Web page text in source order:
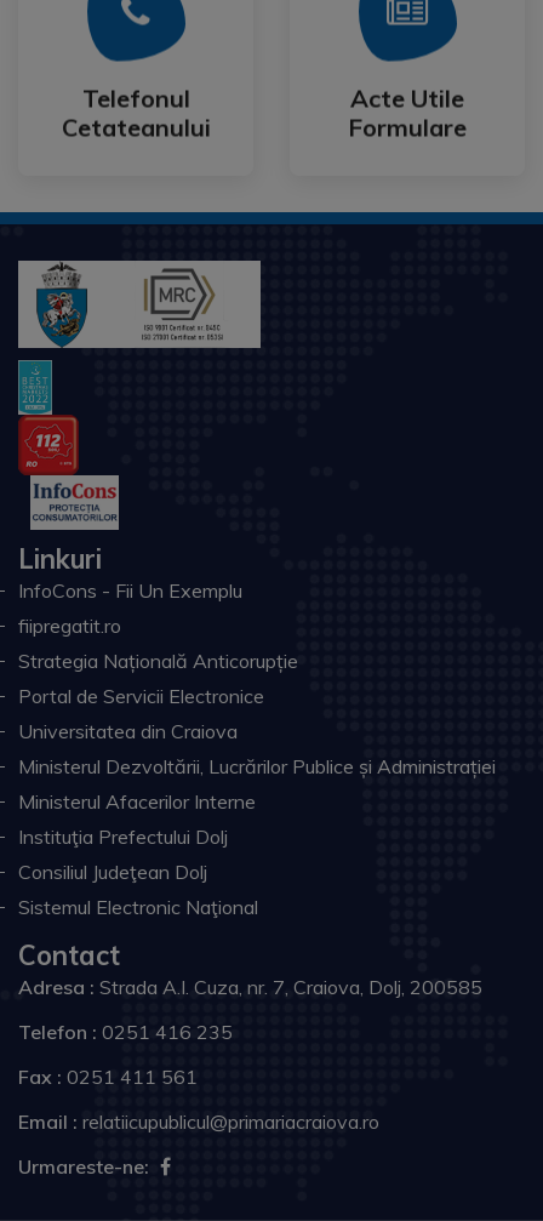
Telefonul
Cetateanului
Telefonul
Cetateanului
Mai Mult
Acte Utile
Formulare
Acte Utile
Formulare
Mai Mult
Linkuri
InfoCons - Fii Un Exemplu
fiipregatit.ro
Strategia Națională Anticorupție
Portal de Servicii Electronice
Universitatea din Craiova
Ministerul Dezvoltării, Lucrărilor Publice și Administrației
Ministerul Afacerilor Interne
Instituţia Prefectului Dolj
Consiliul Judeţean Dolj
Sistemul Electronic Naţional
Contact
Adresa : Strada A.I. Cuza, nr. 7, Craiova, Dolj, 200585
Telefon : 0251 416 235
Fax : 0251 411 561
Email : relatiicupublicul@primariacraiova.ro
Urmareste-ne: